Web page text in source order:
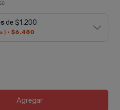
de $1.200
) · $6.480
Agregar